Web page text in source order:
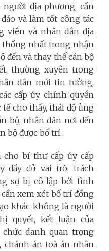
địa phương, cần
và làm tốt công tác
viên và nhân dân địa
thống nhất trong nhận
đến và thay thế cán bộ
thường xuyên trong
dân mới tin tưởng,
cấp ủy, chính quyền
cho thấy, thái độ ủng
bộ, nhân dân nơi đến
bộ được bố trí.
cho bí thư cấp ủy cấp
đầy đủ vai trò, trách
sợ bị cô lập bởi tình
cần xem xét bố trí đồng
khác không là người
quyết, kết luận của
chức danh quan trọng
chánh án toà án nhân